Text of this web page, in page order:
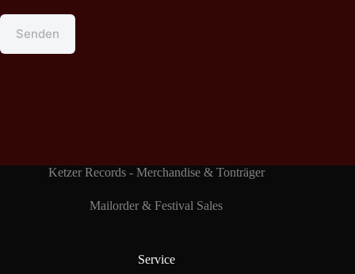
Senden
Ketzer Records - Merchandise & Tonträger
Mailorder & Festival Sales
Service